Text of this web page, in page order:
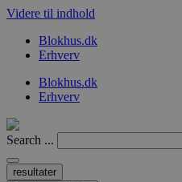
Videre til indhold
Blokhus.dk
Erhverv
Blokhus.dk
Erhverv
Search ...
resultater